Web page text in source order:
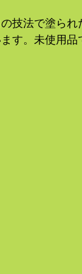
技法で塗ら
す。未使用品